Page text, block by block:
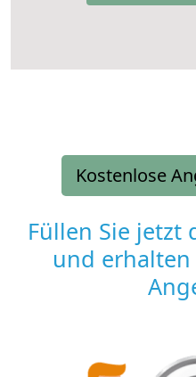
Kostenlose
Füllen Sie jetzt
und erhalten